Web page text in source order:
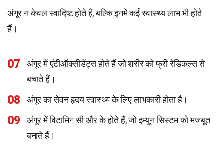
अंगूर न केवल स्वादिष्ट होते हैं, बल्कि इनमें कई स्वास्थ्य लाभ भी होते
हैं।
07
अंगूर में एंटीऑक्सीडेंट्स होते हैं जो शरीर को फ्री रेडिकल्स से
बचाते हैं।
08 अंगूर का सेवन हृदय स्वास्थ्य के लिए लाभकारी होता है।
09
अंगूर में विटामिन सी और के होते हैं, जो इम्यून सिस्टम को मजबूत
बनाते हैं।